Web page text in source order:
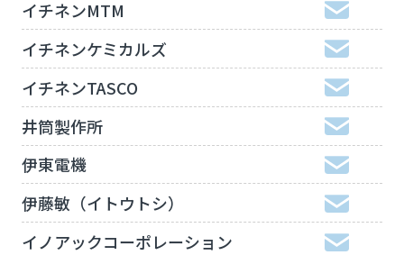
イチネンMTM
イチネンケミカルズ
イチネンTASCO
井筒製作所
伊東電機
伊藤敏（イトウトシ）
イノアックコーポレーション